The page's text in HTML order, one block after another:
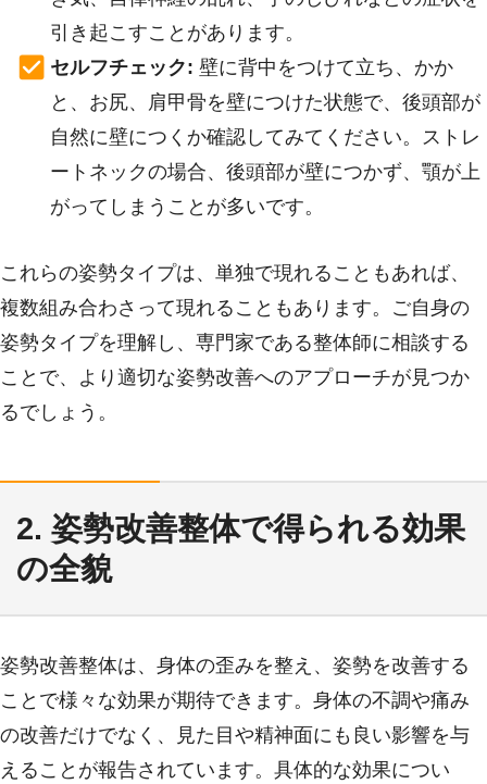
引き起こすことがあります。
セルフチェック: 壁に背中をつけて立ち、かか
と、お尻、肩甲骨を壁につけた状態で、後頭部が
自然に壁につくか確認してみてください。ストレ
ートネックの場合、後頭部が壁につかず、顎が上
がってしまうことが多いです。
これらの姿勢タイプは、単独で現れることもあれば、
複数組み合わさって現れることもあります。ご自身の
姿勢タイプを理解し、専門家である整体師に相談する
ことで、より適切な姿勢改善へのアプローチが見つか
るでしょう。
2. 姿勢改善整体で得られる効果
の全貌
姿勢改善整体は、身体の歪みを整え、姿勢を改善する
ことで様々な効果が期待できます。身体の不調や痛み
の改善だけでなく、見た目や精神面にも良い影響を与
えることが報告されています。具体的な効果につい